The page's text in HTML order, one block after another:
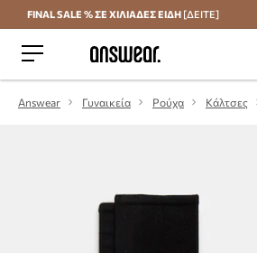
Εξοικονομήστε με το Answear
FINAL SALE % ΣΕ ΧΙΛΙΑΔΕΣ ΕΙΔΗ [ΔΕΙΤΕ]
Answear Γυναικεία Ρούχα Κάλτσες